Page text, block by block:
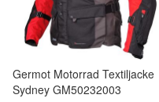
Germot Motorrad Textiljacke
Sydney GM50232003